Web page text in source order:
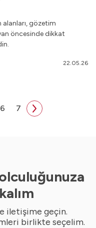
gözetim
öncesinde dikkat
22.05.26
6 7
iletişime geçin.
birlikte seçelim.